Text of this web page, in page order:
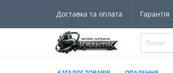
Доставка та оплата Гарантія